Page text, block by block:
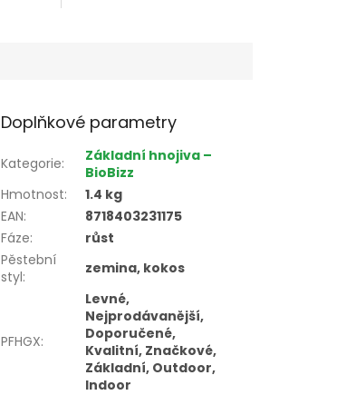
Doplňkové parametry
Kategorie:
Základní hnojiva –
BioBizz
Hmotnost:
1.4 kg
EAN:
8718403231175
Fáze:
růst
Pěstební
styl: zemina, kokos
PFHGX:
Levné,
Nejprodávanější,
Doporučené,
Kvalitní, Značkové,
Základní, Outdoor,
Indoor